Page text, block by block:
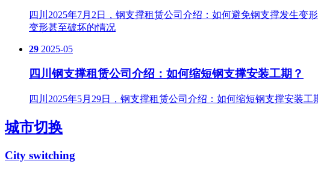
四川2025年7月2日，钢支撑租赁公司介绍：如何避免钢支撑发生
变形甚至破坏的情况
29 2025-05
四川钢支撑租赁公司介绍：如何缩短钢支撑安装工期？
四川2025年5月29日，钢支撑租赁公司介绍：如何缩短钢支撑安装
城市切换
City switching